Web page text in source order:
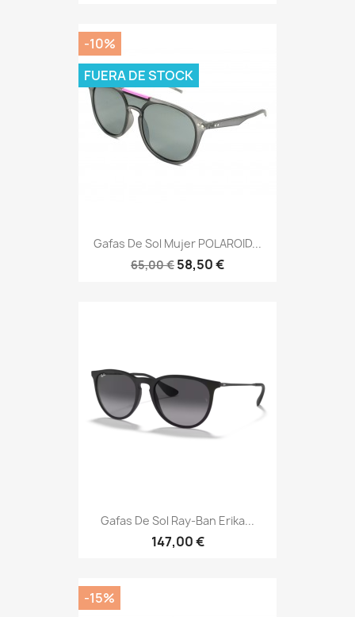
Gafas De Sol Mujer POLAROID...
65,00 € 58,50 €
-10%
FUERA DE STOCK
Gafas De Sol Ray-Ban Erika...
147,00 €
-15%